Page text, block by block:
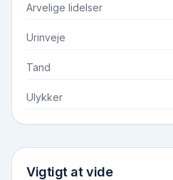
Arvelige lidelser
Urinveje
Tand
Ulykker
Vigtigt at vide